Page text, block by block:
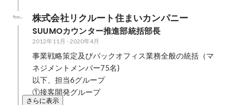
株式会社リクルート住まいカンパニー
SUUMOカウンター推進部統括部長
2012年11月 -2020年4月
事業戦略策定及びバックオフィス業務全般の統括（マ
ネジメントメンバー75名)
以下、担当6グループ
①接客開発グループ
さらに表示